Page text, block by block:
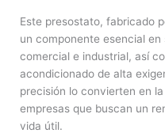
Este presostato, fabricado
un componente esencial
comercial e industrial, así
acondicionado de alta
precisión lo convierten en
empresas que buscan un
vida útil.